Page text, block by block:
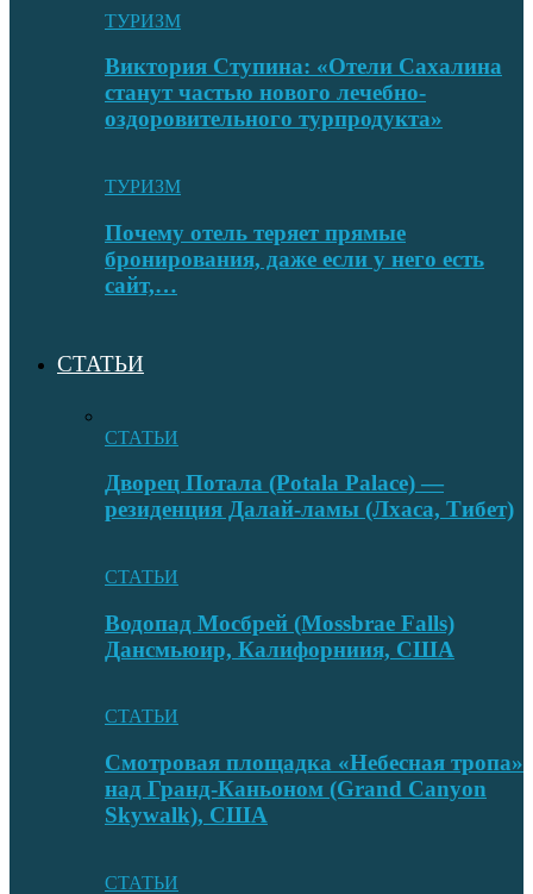
ТУРИЗМ
Виктория Ступина: «Отели Сахалина
станут частью нового лечебно-
оздоровительного турпродукта»
ТУРИЗМ
Почему отель теряет прямые
бронирования, даже если у него есть
сайт,…
СТАТЬИ
СТАТЬИ
Дворец Потала (Potala Palace) —
резиденция Далай-ламы (Лхаса, Тибет)
СТАТЬИ
Водопад Мосбрей (Mossbrae Falls)
Дансмьюир, Калифорниия, США
СТАТЬИ
Смотровая площадка «Небесная тропа»
над Гранд-Каньоном (Grand Canyon
Skywalk), США
СТАТЬИ